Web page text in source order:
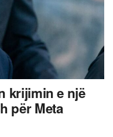
krijimin e një
për Meta